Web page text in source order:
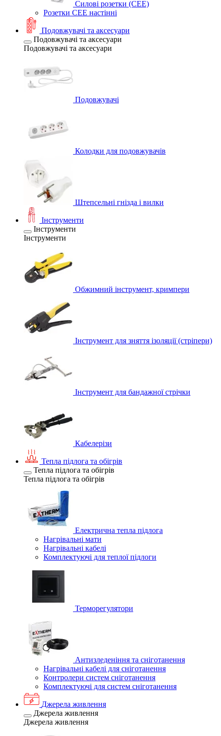
Силові розетки (CEE)
Розетки CEE настінні
Подовжувачі та аксесуари
Подовжувачі та аксесуари
Подовжувачі та аксесуари
Подовжувачі
Колодки для подовжувачів
Штепсельні гнізда і вилки
Інструменти
Інструменти
Інструменти
Обжимний інструмент, кримпери
Інструмент для зняття ізоляції (стріпери)
Інструмент для бандажної стрічки
Кабелерізи
Тепла підлога та обігрів
Тепла підлога та обігрів
Тепла підлога та обігрів
Електрична тепла підлога
Нагрівальні мати
Нагрівальні кабелі
Комплектуючі для теплої підлоги
Терморегулятори
Антизледеніння та сніготанення
Нагрівальні кабелі для сніготанення
Контролери систем сніготанення
Комплектуючі для систем сніготанення
Джерела живлення
Джерела живлення
Джерела живлення